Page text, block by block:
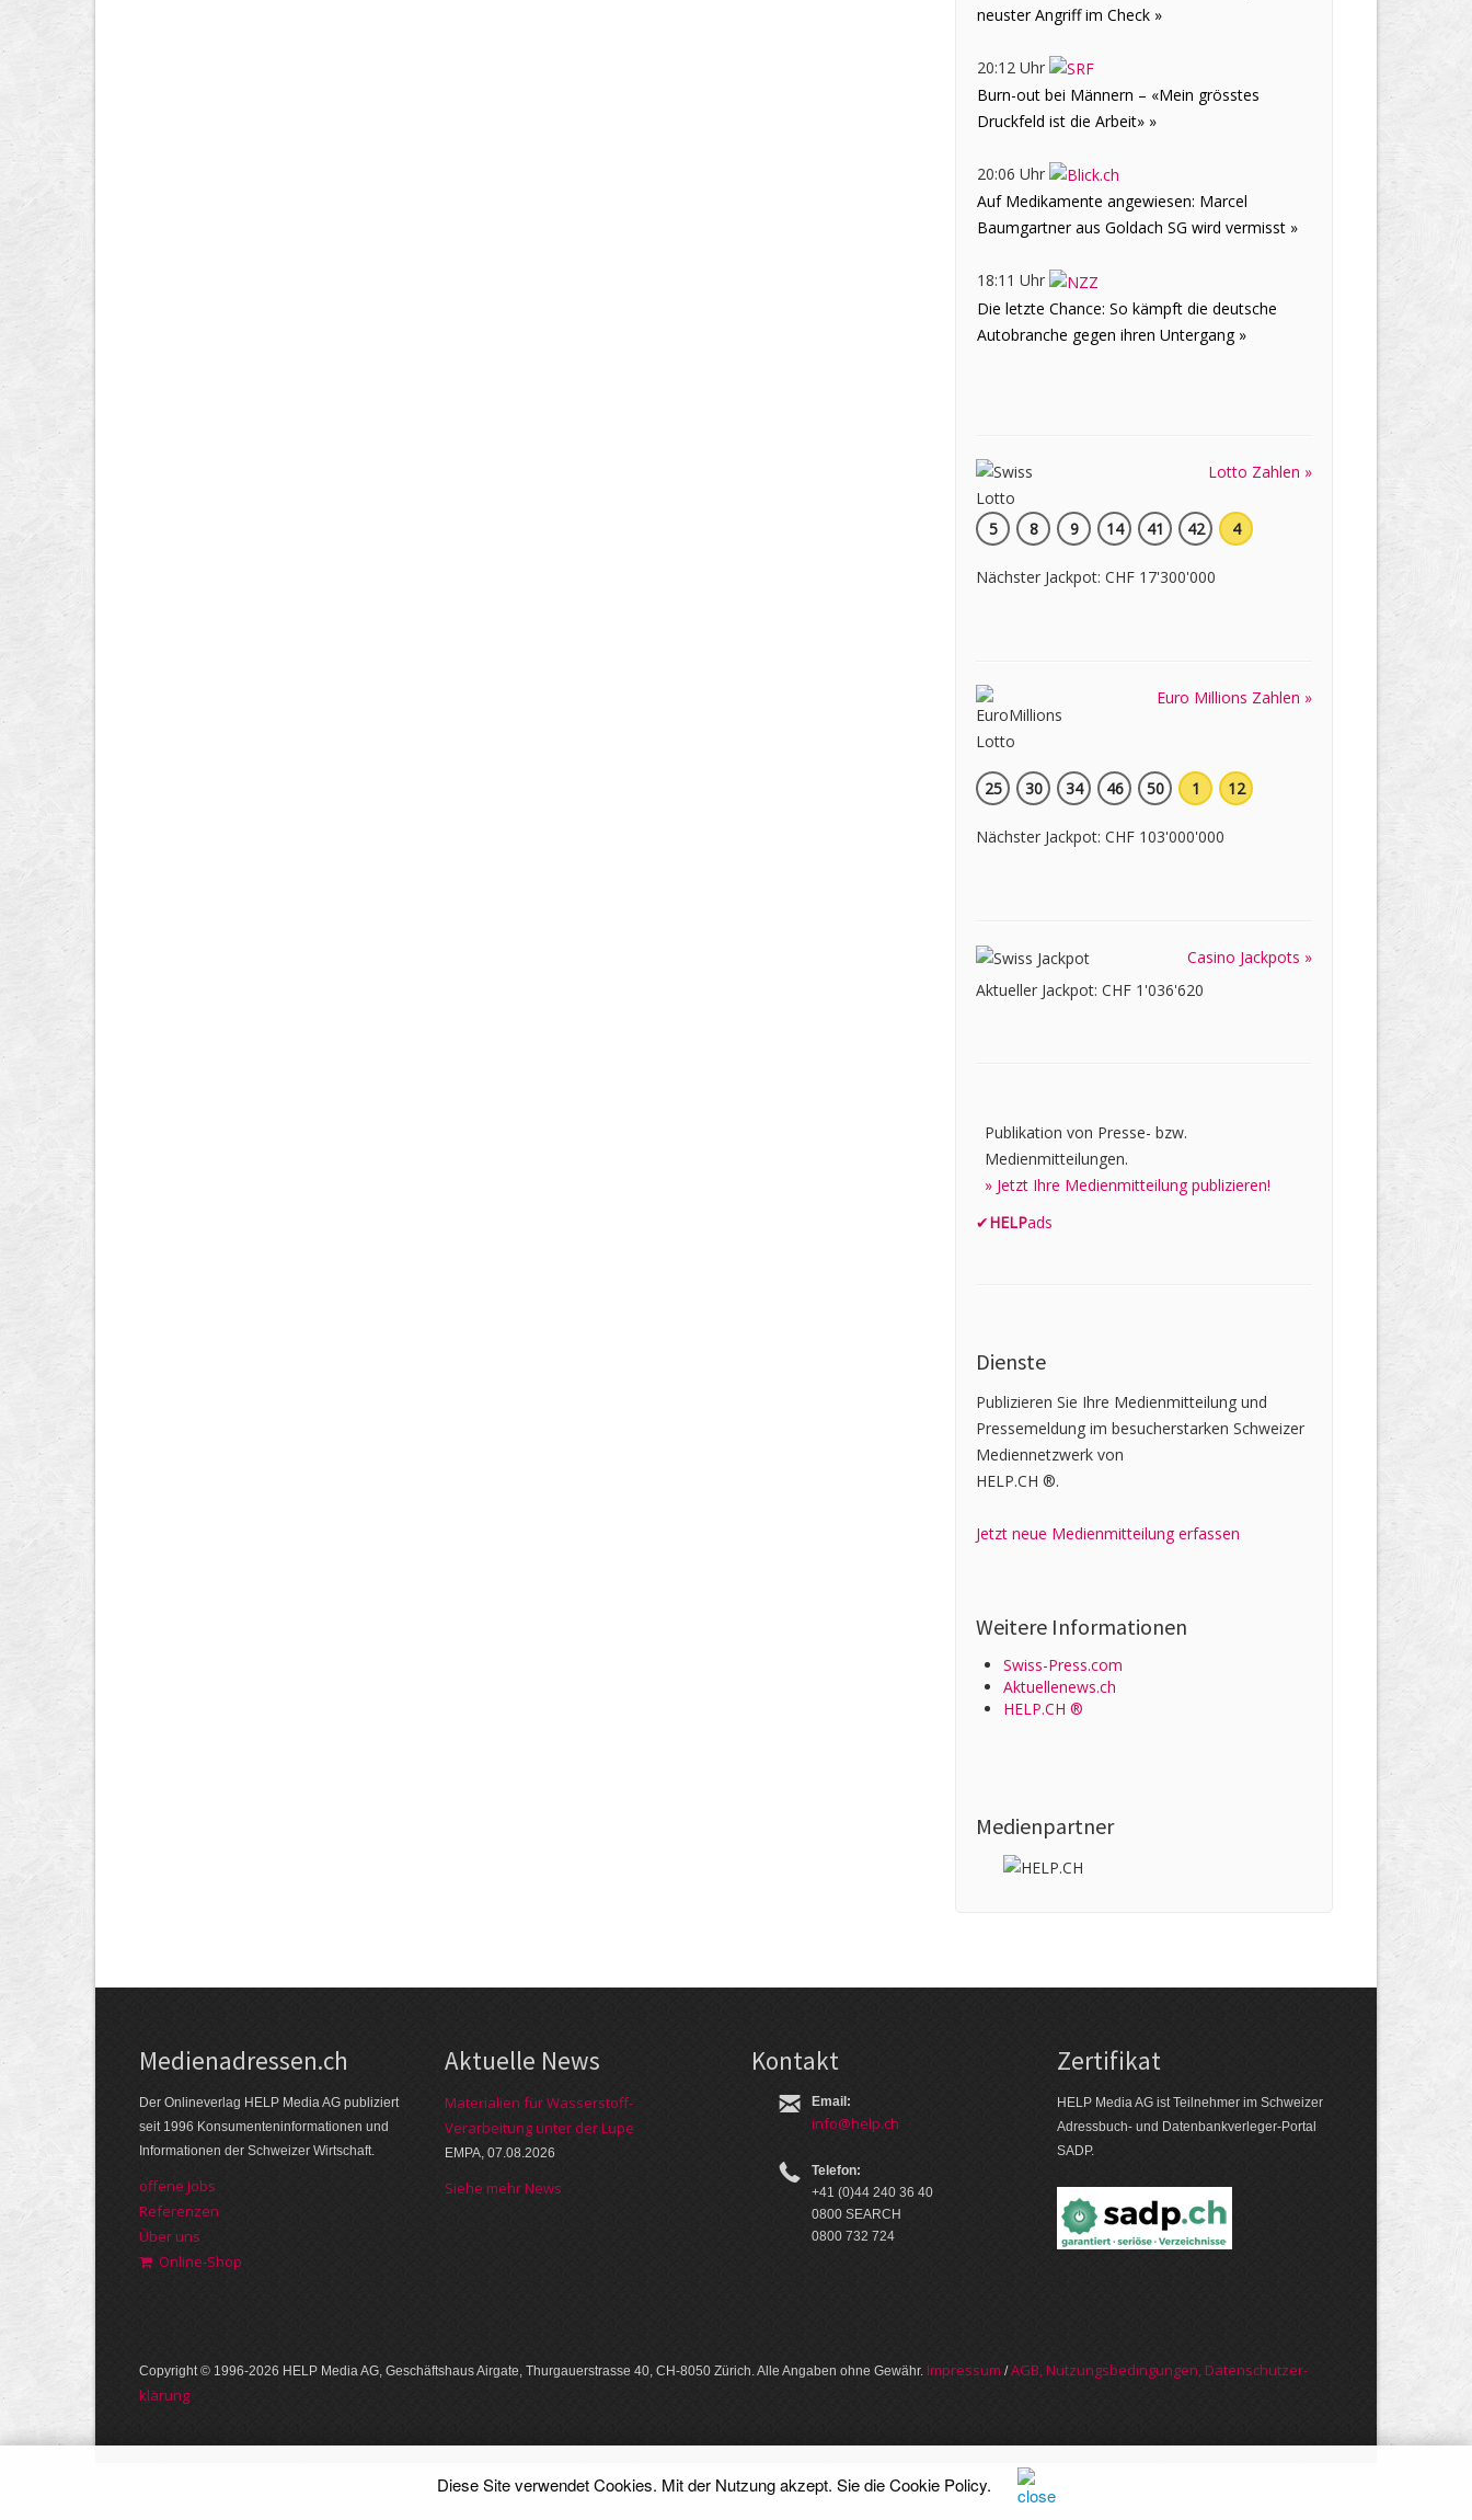
neuster Angriff im Check »
20:12 Uhr
Burn-out bei Männern – «Mein grösstes
Druckfeld ist die Arbeit» »
20:06 Uhr
Auf Medikamente angewiesen: Marcel
Baumgartner aus Goldach SG wird vermisst »
18:11 Uhr
Die letzte Chance: So kämpft die deutsche
Autobranche gegen ihren Untergang »
Lotto Zahlen »
5 8 9 14 41 42 4
Nächster Jackpot: CHF 17'300'000
Euro Millions Zahlen »
25 30 34 46 50 1 12
Nächster Jackpot: CHF 103'000'000
Casino Jackpots »
Aktueller Jackpot: CHF 1'036'620
Publikation von Presse- bzw.
Medienmitteilungen.
» Jetzt Ihre Medienmitteilung publizieren!
✔HELPads
Dienste
Publizieren Sie Ihre Medienmitteilung und
Pressemeldung im besucherstarken Schweizer
Mediennetzwerk von
HELP.CH ®.
Jetzt neue Medienmitteilung erfassen
Weitere Informationen
Swiss-Press.com
Aktuellenews.ch
HELP.CH ®
Medienpartner
Medienadressen.ch
Der Onlineverlag HELP Media AG publiziert
seit 1996 Konsumenteninformationen und
Informationen der Schweizer Wirtschaft.
offene Jobs
Referenzen
Über uns
Online-Shop
Aktuelle News
Materialien für Wasserstoff-
Verarbeitung unter der Lupe
EMPA, 07.08.2026
Siehe mehr News
Kontakt
Email:
info@help.ch
Telefon:
+41 (0)44 240 36 40
0800 SEARCH
0800 732 724
Zertifikat
HELP Media AG ist Teilnehmer im Schweizer
Adressbuch- und Datenbankverleger-Portal
SADP.
Copyright © 1996-2026 HELP Media AG, Geschäftshaus Airgate, Thurgauer­strasse 40, CH-8050 Zürich. Alle Angaben ohne Gewähr. Im­pres­sum /AGB, Nut­zungs­bedin­gungen, Daten­schutz­er­
klärung
Diese Site verwendet Cookies. Mit der Nutzung akzept. Sie dieCookie Policy.